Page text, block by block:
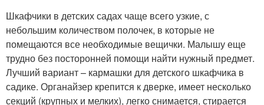
Шкафчики в детских садах чаще всего узкие, с
небольшим количеством полочек, в которые не
помещаются все необходимые вещички. Малышу еще
трудно без посторонней помощи найти нужный предмет.
Лучший вариант – кармашки для детского шкафчика в
садике. Органайзер крепится к дверке, имеет несколько
секций (крупных и мелких), легко снимается, стирается